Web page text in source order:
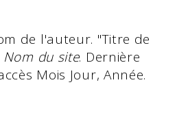
de l'auteur. "Titre de
Nom du site. Dernière
Mois Jour, Année.